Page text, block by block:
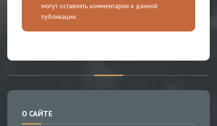
могут оставлять комментарии к данной
публикации.
О САЙТЕ